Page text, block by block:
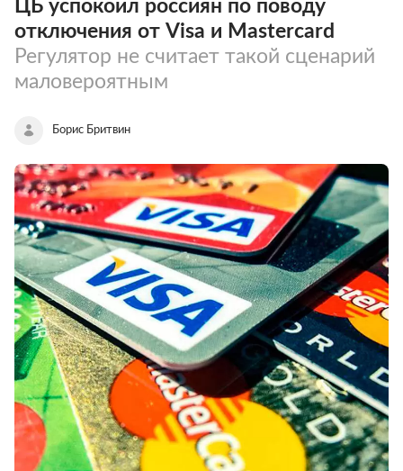
ЦБ успокоил россиян по поводу
отключения от Visa и Mastercard
Регулятор не считает такой сценарий
маловероятным
Борис Бритвин